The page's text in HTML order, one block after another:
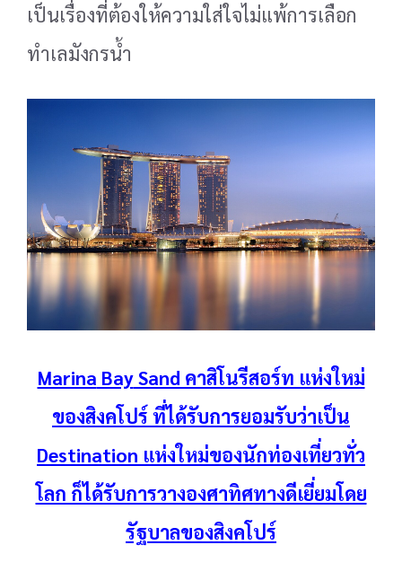
เป็นเรื่องที่ต้องให้ความใส่ใจไม่แพ้การเลือก
ทำเลมังกรน้ำ
Marina BaySand คาสิโนรีสอร์ท แห่งใหม่
ของสิงคโปร์ ที่ได้รับการยอมรับว่าเป็น
Destination แห่งใหม่ของนักท่องเที่ยวทั่ว
โลก ก็ได้รับการวางองศาทิศทางดีเยี่ยมโดย
รัฐบาลของสิงคโปร์